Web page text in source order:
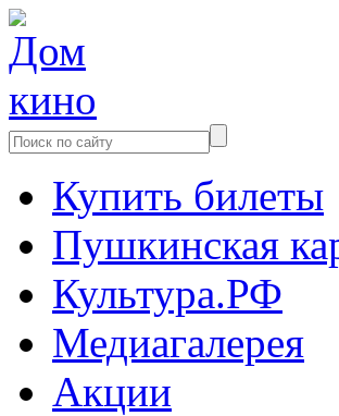
Купить билеты
Пушкинская
Культура.РФ
Медиагалерея
Акции